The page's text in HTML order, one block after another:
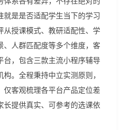
是是否适配学生当下的学习
从授课模式、教研适配性、学
、人群匹配度等多个维度，客
台，包含三款主流小程序辅导
。全程秉持中立实测原则，
仅客观梳理各平台产品定位差
长提供真实、可参考的选课依